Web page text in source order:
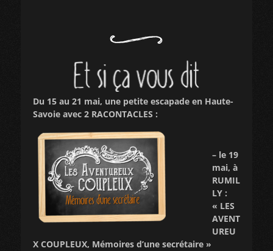
Du 15 au 21 mai, une petite escapade en Haute-
Savoie avec 2 RACONTACLES :
– le 19
mai, à
RUMIL
LY :
« LES
AVENT
UREU
X COUPLEUX, Mémoires d’une secrétaire »